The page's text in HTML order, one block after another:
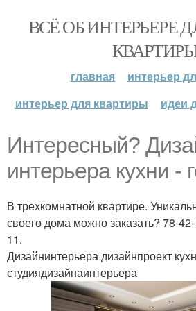
ВСЁ ОБ ИНТЕРЬЕРЕ
главная
интерьер
интерьер для квартиры
идеи
Интересный?
интерьера кухни -
В трехкомнатной квартире.
своего дома можно заказать? 78-
11.
Дизайнинтерьера дизайнпроект
студиядизайнаинтерьера